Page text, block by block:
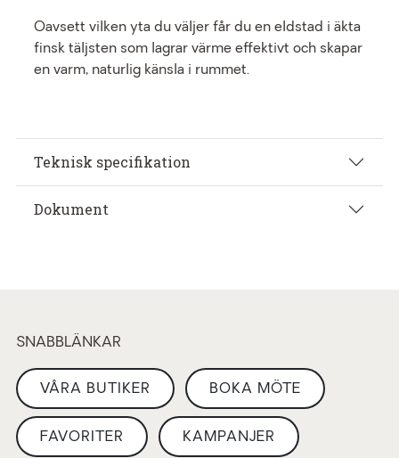
Oavsett vilken yta du väljer får du en eldstad i äkta
finsk täljsten som lagrar värme effektivt och skapar
en varm, naturlig känsla i rummet.
Teknisk specifikation
Dokument
SNABBLÄNKAR
VÅRA BUTIKER BOKA MÖTE
FAVORITER KAMPANJER